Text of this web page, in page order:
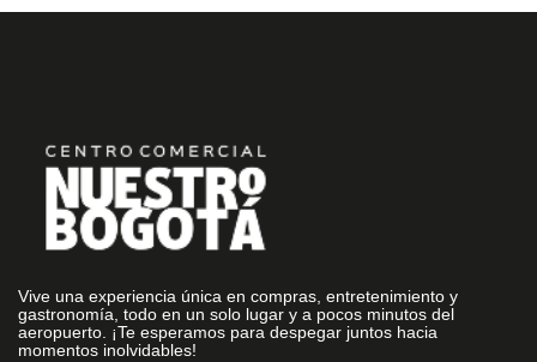
Vive una experiencia única en compras, entretenimiento y
gastronomía, todo en un solo lugar y a pocos minutos del
aeropuerto. ¡Te esperamos para despegar juntos hacia
momentos inolvidables!